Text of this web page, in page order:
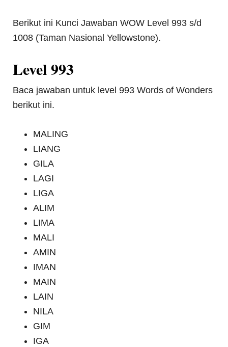
Berikut ini Kunci Jawaban WOW Level 993 s/d
1008 (Taman Nasional Yellowstone).
Level 993
Baca jawaban untuk level 993 Words of Wonders
berikut ini.
MALING
LIANG
GILA
LAGI
LIGA
ALIM
LIMA
MALI
AMIN
IMAN
MAIN
LAIN
NILA
GIM
IGA